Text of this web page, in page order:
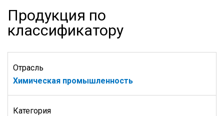
Продукция по
классификатору
Отрасль
Химическая промышленность
Категория